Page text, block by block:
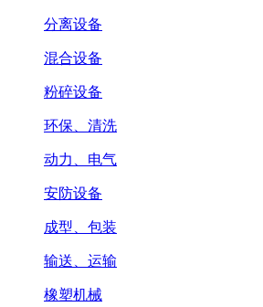
分离设备
混合设备
粉碎设备
环保、清洗
动力、电气
安防设备
成型、包装
输送、运输
橡塑机械